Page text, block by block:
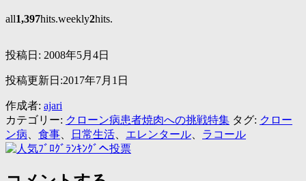
all1,397hits.weekly2hits.
投稿日: 2008年5月4日
投稿更新日:2017年7月1日
作成者: ajari
カテゴリー: クローン病患者焼肉への挑戦特集 タグ: クロー
ン病
食事 日常生活 エレンタール ラコール